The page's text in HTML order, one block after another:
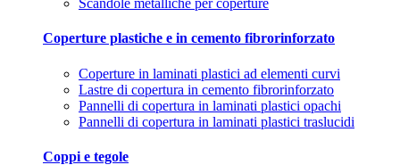
Scandole metalliche per coperture
Coperture plastiche e in cemento fibrorinforzato
Coperture in laminati plastici ad elementi curvi
Lastre di copertura in cemento fibrorinforzato
Pannelli di copertura in laminati plastici opachi
Pannelli di copertura in laminati plastici traslucidi
Coppi e tegole